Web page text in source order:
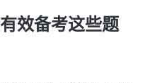
效备考这些题